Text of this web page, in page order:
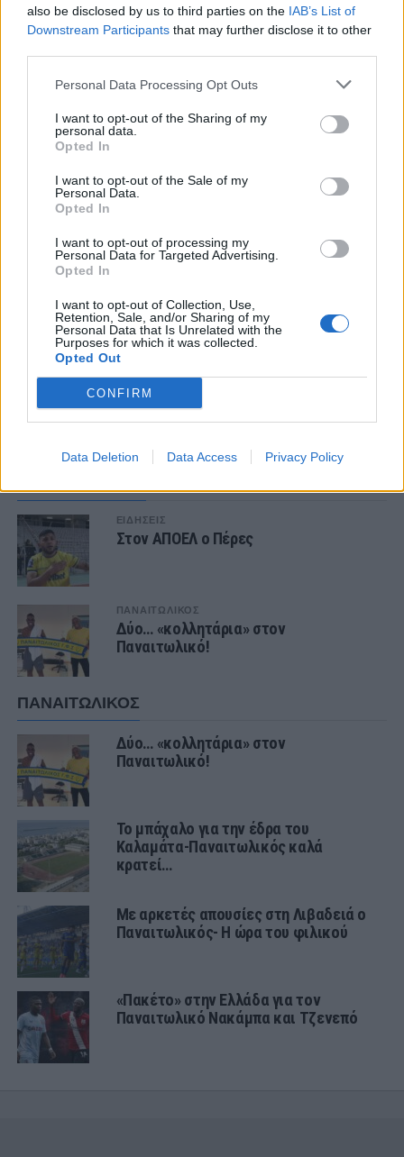
also be disclosed by us to third parties on the IAB’s List of
Downstream Participants that may further disclose it to other
Personal Data Processing Opt Outs
I want to opt-out of the Sharing of my
personal data.
Opted In
I want to opt-out of the Sale of my
Personal Data.
Opted In
I want to opt-out of processing my
Personal Data for Targeted Advertising.
Opted In
I want to opt-out of Collection, Use,
Retention, Sale, and/or Sharing of my
Personal Data that Is Unrelated with the
Purposes for which it was collected.
Opted Out
CONFIRM
Data Deletion Data Access Privacy Policy
ΣΧΟΛΙΑΣΤΕ
ΕΙΔΗΣΕΙΣ
Στον ΑΠΟΕΛ ο Πέρες
ΠΑΝΑΙΤΩΛΙΚΟΣ
Δύο… «κολλητάρια» στον
Παναιτωλικό!
ΠΑΝΑΙΤΩΛΙΚΟΣ
Δύο… «κολλητάρια» στον
Παναιτωλικό!
Το μπάχαλο για την έδρα του
Καλαμάτα-Παναιτωλικός καλά
κρατεί…
Με αρκετές απουσίες στη Λιβαδειά ο
Παναιτωλικός- Η ώρα του φιλικού
«Πακέτο» στην Ελλάδα για τον
Παναιτωλικό Νακάμπα και Τζενεπό